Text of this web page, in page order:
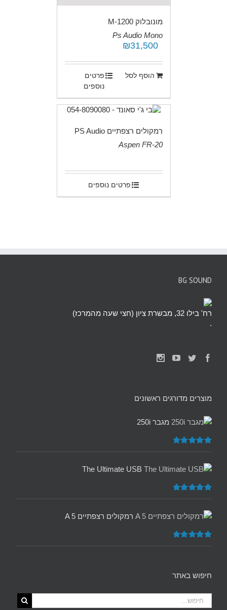
מונובלוק M-1200
Ps Audio Mono
₪31,500
הוסף לסל
פרטים
נוספים
רמקולים רצפתיים PS Audio
Aspen FR-20
פרטים נוספים
BG SOUND
רח' בילו 32, מבשרת ציון (חצי שעה מהמרכז)
.
מוצרים מדורגים ראשונים
מגבר 250i
דורג5.00
The Ultimate USB
דורג5.00
רמקולים רצפתיים A 5
דורג5.00
חיפוש באתר